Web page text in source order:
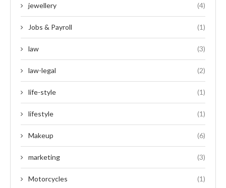
jewellery (4)
Jobs & Payroll (1)
law (3)
law-legal (2)
life-style (1)
lifestyle (1)
Makeup (6)
marketing (3)
Motorcycles (1)